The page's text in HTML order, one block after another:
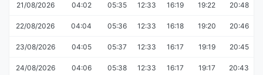
21/08/2026 04:02 05:35 12:33 16:19 19:22 20:48
22/08/2026 04:04 05:36 12:33 16:18 19:20 20:46
23/08/2026 04:05 05:37 12:33 16:17 19:19 20:45
24/08/2026 04:06 05:38 12:33 16:17 19:17 20:43